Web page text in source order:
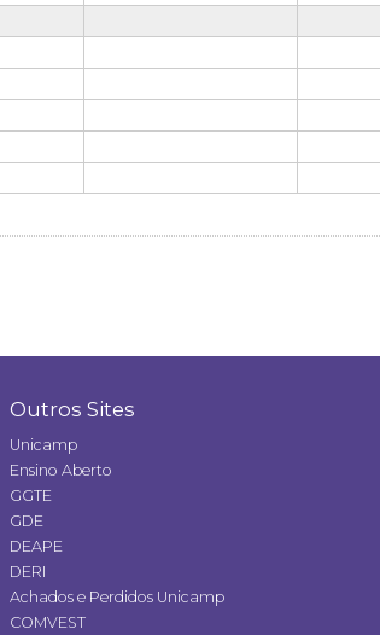
Outros Sites
Unicamp
Ensino Aberto
GGTE
GDE
DEAPE
DERI
Achados e Perdidos Unicamp
COMVEST